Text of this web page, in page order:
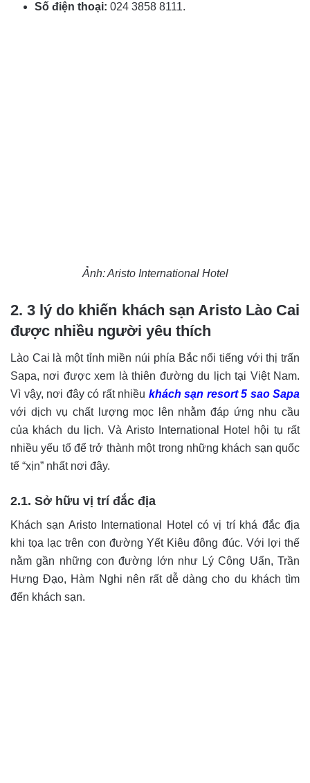
Số điện thoại: 024 3858 8111.
Ảnh: Aristo International Hotel
2. 3 lý do khiến khách sạn Aristo Lào Cai
được nhiều người yêu thích
Lào Cai là một tỉnh miền núi phía Bắc nổi tiếng với thị trấn
Sapa, nơi được xem là thiên đường du lịch tại Việt Nam.
Vì vậy, nơi đây có rất nhiều khách sạn resort 5 sao Sapa
với dịch vụ chất lượng mọc lên nhằm đáp ứng nhu cầu
của khách du lịch. Và Aristo International Hotel hội tụ rất
nhiều yếu tố để trở thành một trong những khách sạn quốc
tế “xịn” nhất nơi đây.
2.1. Sở hữu vị trí đắc địa
Khách sạn Aristo International Hotel có vị trí khá đắc địa
khi tọa lạc trên con đường Yết Kiêu đông đúc. Với lợi thế
nằm gần những con đường lớn như Lý Công Uẩn, Trần
Hưng Đạo, Hàm Nghi nên rất dễ dàng cho du khách tìm
đến khách sạn.